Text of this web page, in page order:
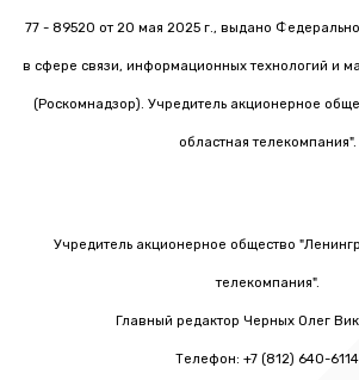
77 - 89520 от 20 мая 2025 г., выдано
в сфере связи, информационных технологий и
(Роскомнадзор). Учредитель акционерное
областная телекомпания".
Учредитель акционерное общество
телекомпания".
Главный редактор Черных Олег
Телефон: +7 (812) 640-6114